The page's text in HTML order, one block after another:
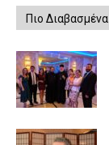
Πιο Διαβασμένα